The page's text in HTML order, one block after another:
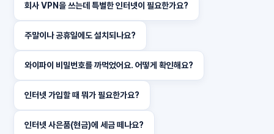
회사 VPN을 쓰는데 특별한 인터넷이 필요한가요?
주말이나 공휴일에도 설치되나요?
와이파이 비밀번호를 까먹었어요. 어떻게 확인해요?
인터넷 가입할 때 뭐가 필요한가요?
인터넷 사은품(현금)에 세금 떼나요?